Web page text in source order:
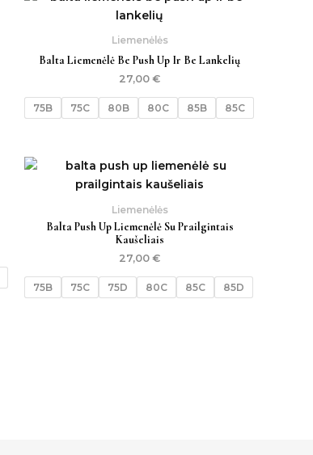
Liemenėlės
Balta Liemenėlė Be Push Up Ir Be Lankelių
27,00 €
75B 75C 80B 80C 85B 85C
Liemenėlės
Balta Push Up Liemenėlė Su Prailgintais
Kaušeliais
27,00 €
75B 75C 75D 80C 85C 85D